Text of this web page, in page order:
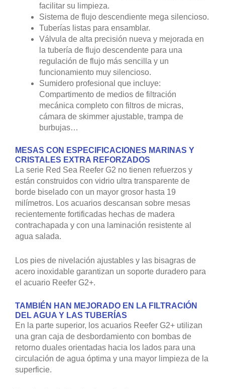
facilitar su limpieza.
Sistema de flujo descendiente mega silencioso.
Tuberías listas para ensamblar.
Válvula de alta precisión nueva y mejorada en
la tubería de flujo descendente para una
regulación de flujo más sencilla y un
funcionamiento muy silencioso.
Sumidero profesional que incluye:
Compartimento de medios de filtración
mecánica completo con filtros de micras,
cámara de skimmer ajustable, trampa de
burbujas…
MESAS CON ESPECIFICACIONES MARINAS Y
CRISTALES EXTRA REFORZADOS
La serie Red Sea Reefer G2 no tienen refuerzos y
están construidos con vidrio ultra transparente de
borde biselado con un mayor grosor hasta 19
milímetros. Los acuarios descansan sobre mesas
recientemente fortificadas hechas de madera
contrachapada y con una laminación resistente al
agua salada.
Los pies de nivelación ajustables y las bisagras de
acero inoxidable garantizan un soporte duradero para
el acuario Reefer G2+.
TAMBIÉN HAN MEJORADO EN LA FILTRACIÓN
DEL AGUA Y LAS TUBERÍAS
En la parte superior, los acuarios Reefer G2+ utilizan
una gran caja de desbordamiento con bombas de
retorno duales orientadas hacia los lados para una
circulación de agua óptima y una mayor limpieza de la
superficie.